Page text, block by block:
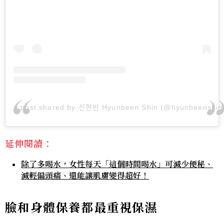
A post shared by 신현빈 Hyunbeen Shin
延伸閱讀：
除了多喝水，女性每天「這個時間喝水」可減少便秘、
減輕偏頭痛、還能讓肌膚變得超好！
臉和身體保養都最重視保濕